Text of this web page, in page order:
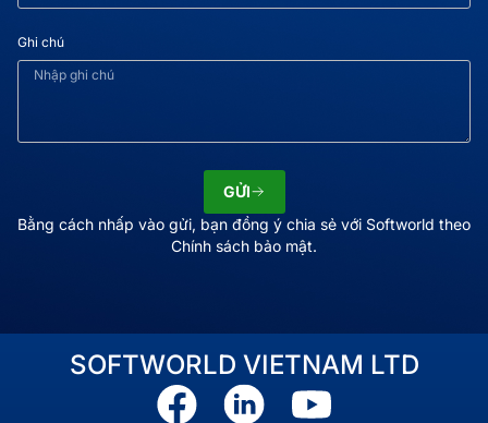
Ghi chú
GỬI
Bằng cách nhấp vào gửi, bạn đồng ý chia sẻ với Softworld theo
Chính sách bảo mật.
SOFTWORLD VIETNAM LTD